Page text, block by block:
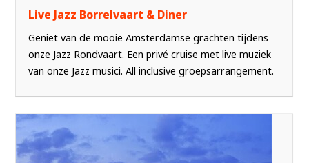
Live Jazz Borrelvaart & Diner
Geniet van de mooie Amsterdamse grachten tijdens
onze Jazz Rondvaart. Een privé cruise met live muziek
van onze Jazz musici. All inclusive groepsarrangement.